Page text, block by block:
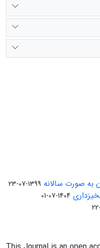
به صورت سالانه 1399-07-23
1404-07-01